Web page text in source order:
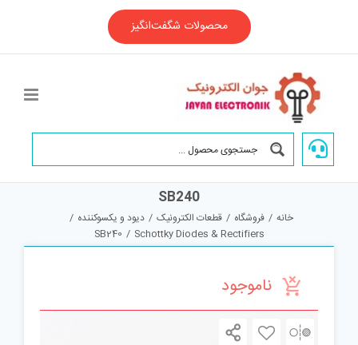
محصولات شگفت‌انگیز
SB240
خانه / فروشگاه / قطعات الکترونیک / دیود و یکسوکننده /
Schottky Diodes & Rectifiers
/
SB240
ناموجود